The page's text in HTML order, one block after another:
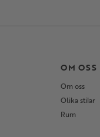
OM OSS
Om oss
Olika stilar
Rum